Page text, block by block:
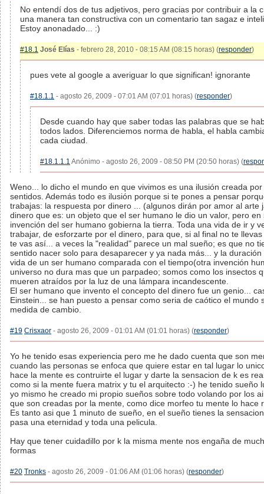
No entendí dos de tus adjetivos, pero gracias por contribuir a la
una manera tan constructiva con un comentario tan sagaz e
Estoy anonadado... :)
#18.1 José Elías - febrero 28, 2010 - 08:15 AM (08:15 horas) (responder)
pues vete al google a averiguar lo que significan! ignorante
#18.1.1 - agosto 26, 2009 - 07:01 AM (07:01 horas) (responder)
Desde cuando hay que saber todas las palabras que se
todos lados. Diferenciemos norma de habla, el habla
cada ciudad.
#18.1.1.1 Anónimo - agosto 26, 2009 - 08:50 PM (20:50 horas) (
Weno... lo dicho el mundo en que vivimos es una ilusión creada por
sentidos. Además todo es ilusión porque si te pones a pensar
trabajas: la respuesta por dinero ... (algunos dirán por amor al arte
dinero que es: un objeto que el ser humano le dio un valor, pero en
invención del ser humano gobierna la tierra. Toda una vida de ir y
trabajar, de esforzarte por el dinero, para que, si al final no te
te vas así... a veces la "realidad" parece un mal sueño; es que no
sentido nacer solo para desaparecer y ya nada más... y la duración
vida de un ser humano comparada con el tiempo(otra invención
universo no dura mas que un parpadeo; somos como los insectos
mueren atraídos por la luz de una lámpara incandescente.
El ser humano que invento el concepto del dinero fue un genio...
Einstein... se han puesto a pensar como seria de caótico el mundo
medida de cambio.
#19 Crisxaor - agosto 26, 2009 - 01:01 AM (01:01 horas) (responder)
Yo he tenido esas experiencia pero me he dado cuenta que son
cuando las personas se enfoca que quiere estar en tal lugar lo
hace la mente es contruirte el lugar y darte la sensacion de k es
como si la mente fuera matrix y tu el arquitecto :-) he tenido sueño
yo mismo he creado mi propio sueños sobre todo volando por los
que son creadas por la mente, como dice morfeo tu mente lo hace
Es tanto asi que 1 minuto de sueño, en el sueño tienes la
pasa una eternidad y toda una pelicula.
Hay que tener cuidadillo por k la misma mente nos engaña de
formas
#20 Tronks - agosto 26, 2009 - 01:06 AM (01:06 horas) (responder)